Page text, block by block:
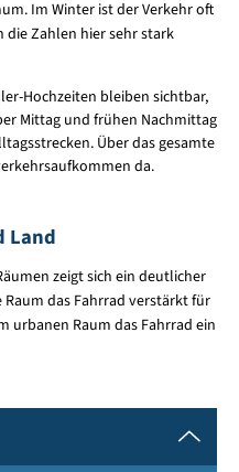
Im Winter ist der Verkehr oft
die Zahlen hier sehr stark
Hochzeiten bleiben sichtbar,
Mittag und frühen Nachmittag
Über das gesamte
da.
Land
zeigt sich ein deutlicher
das Fahrrad verstärkt für
urbanen Raum das Fahrrad ein